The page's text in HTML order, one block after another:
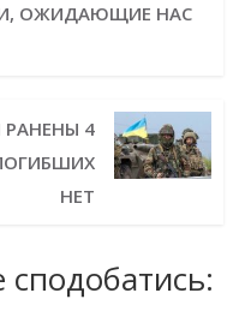
ОЖИДАЮЩИЕ НАС
РАНЕНЫ 4
НЕТ